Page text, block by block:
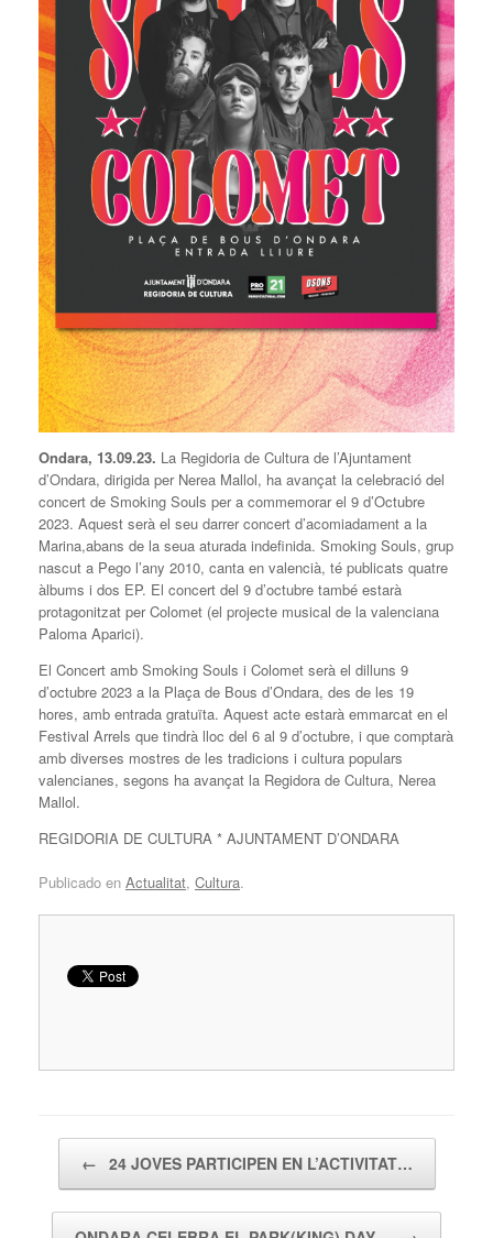
Ondara, 13.09.23. La Regidoria de Cultura de l’Ajuntament
d’Ondara, dirigida per Nerea Mallol, ha avançat la celebració del
concert de Smoking Souls per a commemorar el 9 d’Octubre
2023. Aquest serà el seu darrer concert d’acomiadament a la
Marina,abans de la seua aturada indefinida. Smoking Souls, grup
nascut a Pego l’any 2010, canta en valencià, té publicats quatre
àlbums i dos EP. El concert del 9 d’octubre també estarà
protagonitzat per Colomet (el projecte musical de la valenciana
Paloma Aparici).
El Concert amb Smoking Souls i Colomet serà el dilluns 9
d’octubre 2023 a la Plaça de Bous d’Ondara, des de les 19
hores, amb entrada gratuïta. Aquest acte estarà emmarcat en el
Festival Arrels que tindrà lloc del 6 al 9 d’octubre, i que comptarà
amb diverses mostres de les tradicions i cultura populars
valencianes, segons ha avançat la Regidora de Cultura, Nerea
Mallol.
REGIDORIA DE CULTURA * AJUNTAMENT D’ONDARA
Publicado en Actualitat, Cultura.
← 24 JOVES PARTICIPEN EN L’ACTIVITAT…